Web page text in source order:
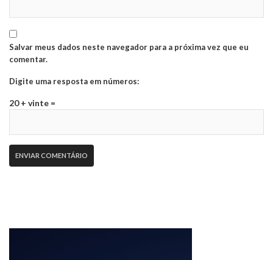
Salvar meus dados neste navegador para a próxima vez que eu
comentar.
Digite uma resposta em números:
20 + vinte =